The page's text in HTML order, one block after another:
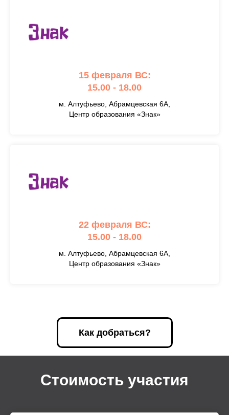
15 февраля ВС:
15.00 - 18.00
м. Алтуфьево, Абрамцевская 6А,
Центр образования «Знак»
22 февраля ВС:
15.00 - 18.00
м. Алтуфьево, Абрамцевская 6А,
Центр образования «Знак»
Как добраться?
Стоимость участия